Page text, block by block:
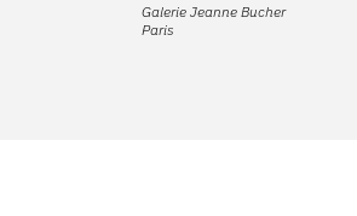
Galerie Jeanne Bucher
Paris